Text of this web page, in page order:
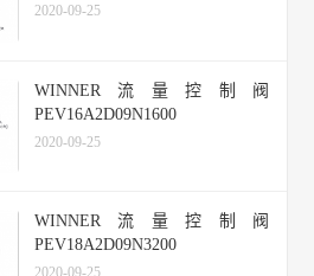
2020-09-25
WINNER流量控制阀
PEV16A2D09N1600
2020-09-25
WINNER流量控制阀
PEV18A2D09N3200